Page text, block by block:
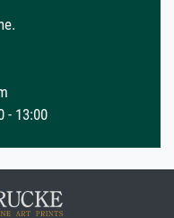
- 13:00